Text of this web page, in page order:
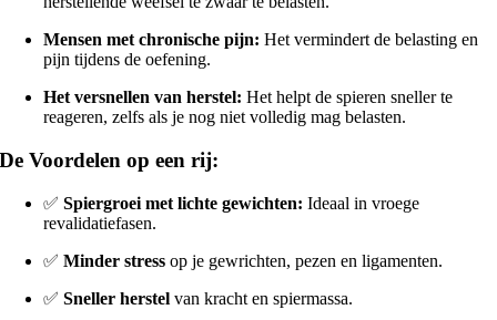
Mensen met chronische pijn: Het vermindert de belasting en
pijn tijdens de oefening.
Het versnellen van herstel: Het helpt de spieren sneller te
reageren, zelfs als je nog niet volledig mag belasten.
De Voordelen op een rij:
✅Spiergroei met lichte gewichten: Ideaal in vroege
revalidatiefasen.
✅Minder stress op je gewrichten, pezen en ligamenten.
✅Sneller herstel van kracht en spiermassa.